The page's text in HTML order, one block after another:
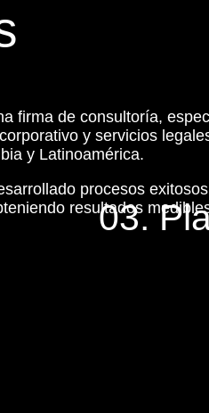
03.
firma de consultoría,
y servicios
y Latinoamérica.
procesos
resultados